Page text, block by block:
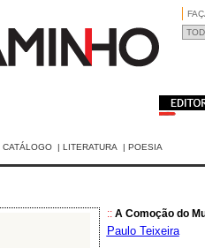
CATÁLOGO| LITERATURA | POESIA
:: A Comoção do
Paulo Teixeira